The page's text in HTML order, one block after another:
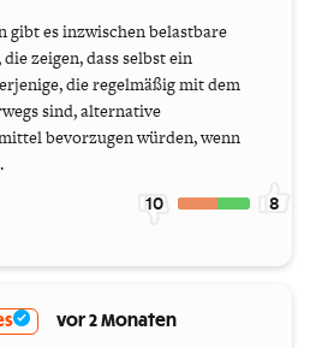
gibt es inzwischen belastbare
zeigen, dass selbst ein
die regelmäßig mit dem
sind, alternative
bevorzugen würden, wenn
10 8
vor 2 Monaten